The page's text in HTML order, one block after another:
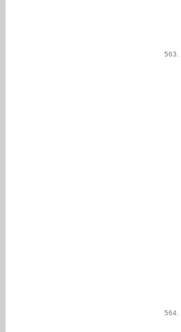
563.
564.